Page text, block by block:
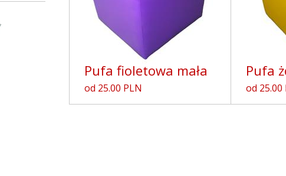
Pufa fioletowa mała
od 25.00 PLN
Pufa
od 25.00